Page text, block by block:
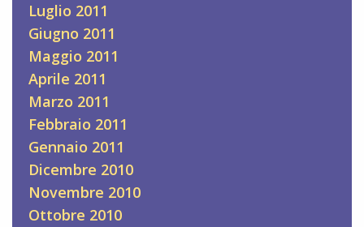
Luglio 2011
Giugno 2011
Maggio 2011
Aprile 2011
Marzo 2011
Febbraio 2011
Gennaio 2011
Dicembre 2010
Novembre 2010
Ottobre 2010